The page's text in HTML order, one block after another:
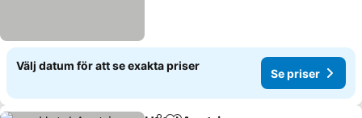
Välj datum för att se exakta priser
Se priser